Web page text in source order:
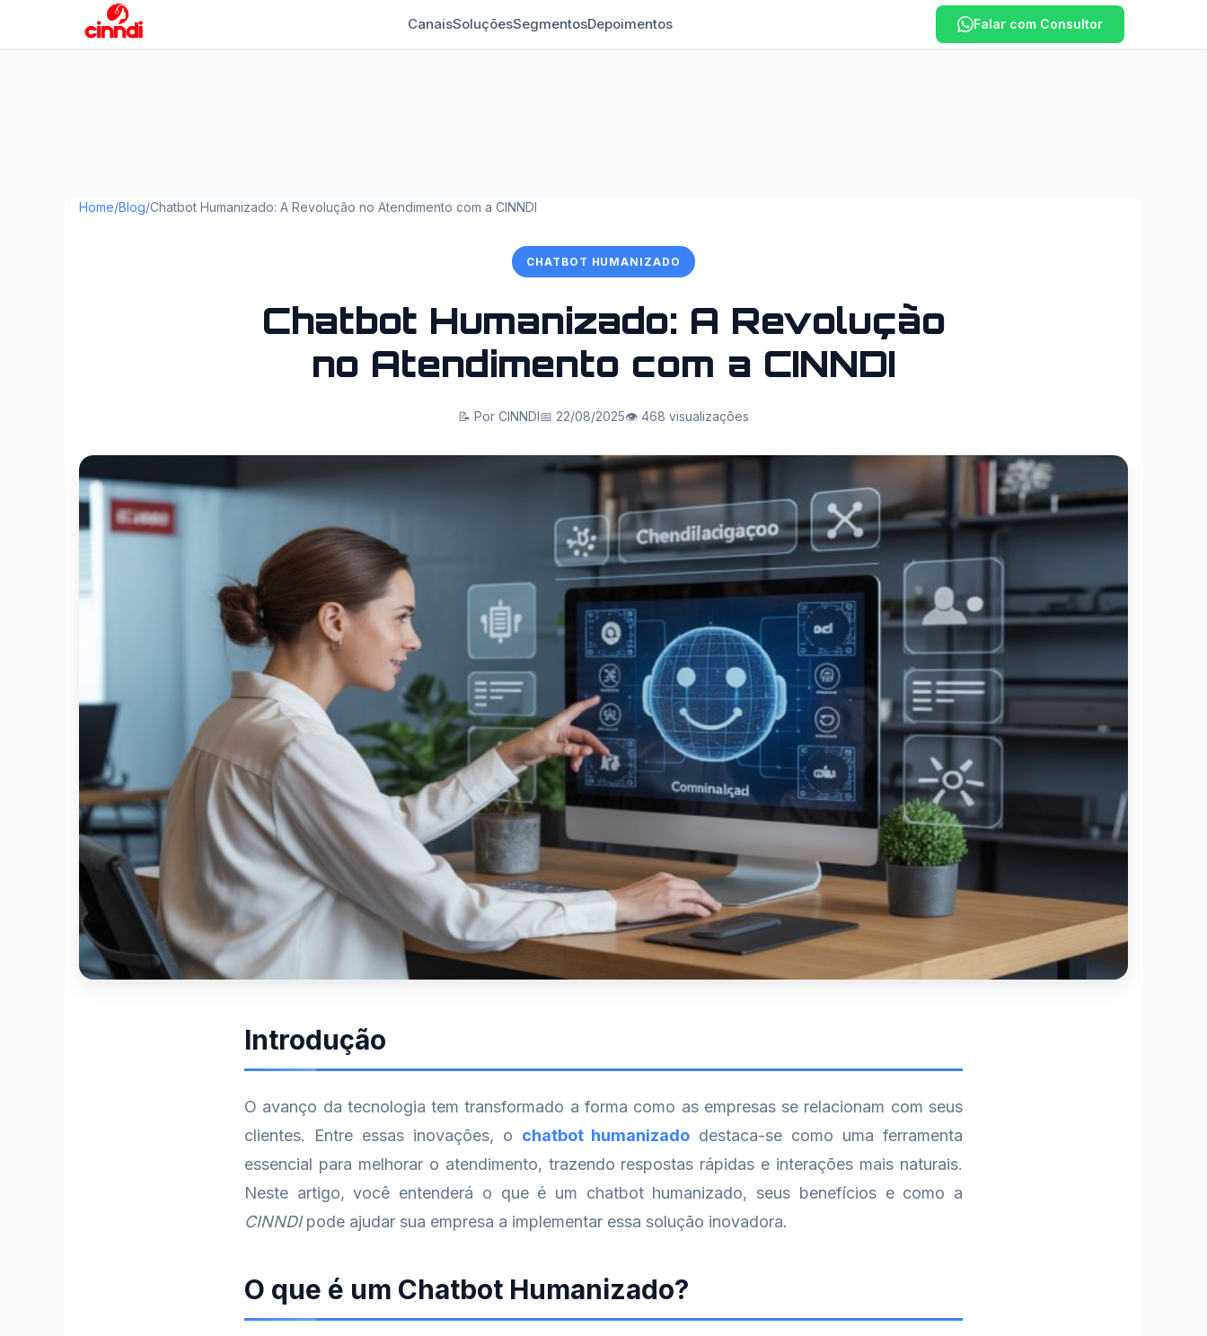
CanaisSoluçõesSegmentosDepoimentos Falar com Consultor
Home/Blog/Chatbot Humanizado: A Revolução no Atendimento com a CINNDI
CHATBOT HUMANIZADO
Chatbot Humanizado: A Revolução
no Atendimento com a CINNDI
📝 Por CINNDI📅 22/08/2025👁️ 468 visualizações
Introdução
O avanço da tecnologia tem transformado a forma como as empresas se relacionam com seus
clientes. Entre essas inovações, o chatbot humanizado destaca-se como uma ferramenta
essencial para melhorar o atendimento, trazendo respostas rápidas e interações mais naturais.
Neste artigo, você entenderá o que é um chatbot humanizado, seus benefícios e como a
CINNDIpode ajudar sua empresa a implementar essa solução inovadora.
O que é um Chatbot Humanizado?